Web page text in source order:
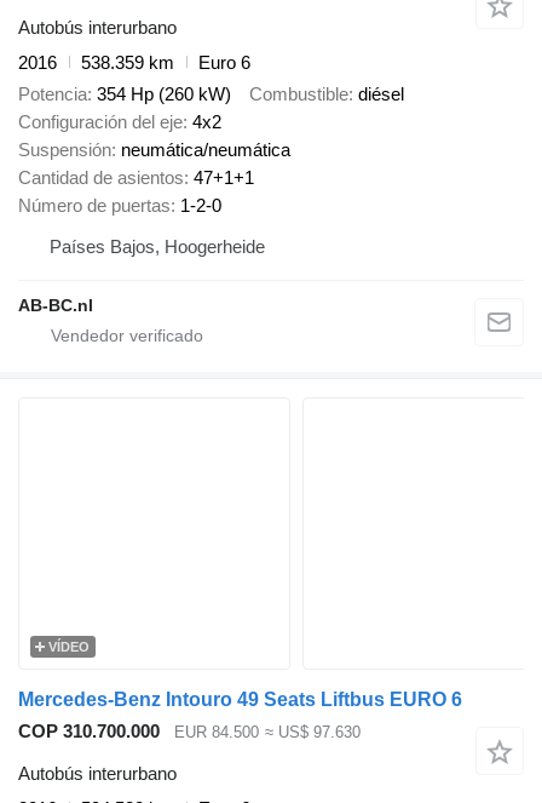
Autobús interurbano
2016
538.359 km
Euro 6
Potencia 354 Hp (260 kW) Combustible diésel
Configuración del eje 4x2
Suspensión neumática/neumática
Cantidad de asientos 47+1+1
Número de puertas 1-2-0
Países Bajos, Hoogerheide
AB-BC.nl
VÍDEO
Mercedes-Benz Intouro 49 Seats Liftbus EURO 6
COP 310.700.000
EUR 84.500 ≈ US$ 97.630
Autobús interurbano